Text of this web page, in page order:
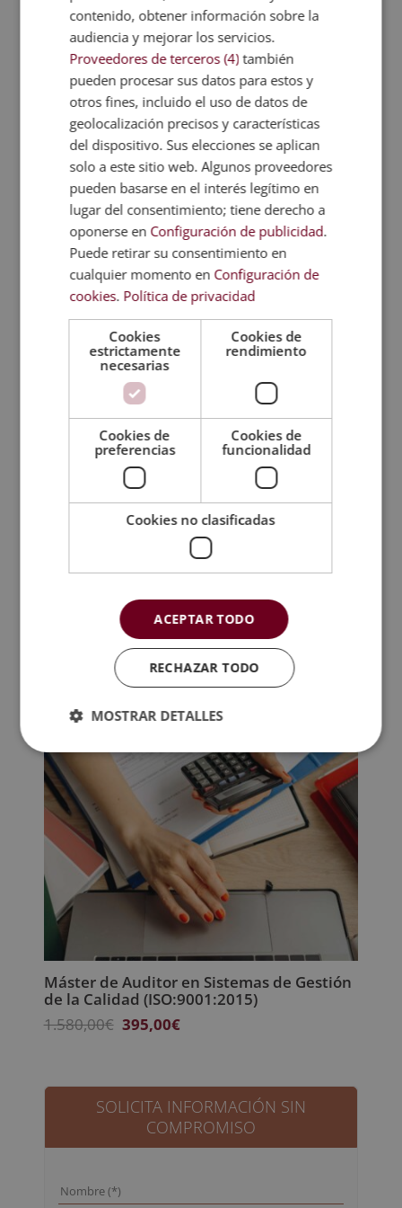
Consultor SAP en Calidad y Proyectos
(Módulos QM y PS)
1.520,00€ El
precio
original
era:
1.520,00€.
380,00€El
precio
actual
es:
380,00€.
Experto en Programación SAP
El
precio
original
era:
1.580,00€.
395,00€El
precio
actual
es:
Máster de Auditor en Sistemas de Gestión
de la Calidad (ISO:9001:2015)
1.580,00€ El
era:
1.580,00€.
395,00€El
es:
395,00€.
SOLICITA INFORMACIÓN SIN
COMPROMISO
contenido, obtener información sobre la
audiencia y mejorar los servicios.
Proveedores de terceros (4) también
pueden procesar sus datos para estos y
otros fines, incluido el uso de datos de
geolocalización precisos y características
del dispositivo. Sus elecciones se aplican
solo a este sitio web. Algunos proveedores
pueden basarse en el interés legítimo en
lugar del consentimiento; tiene derecho a
oponerse en Configuración de publicidad.
Puede retirar su consentimiento en
cualquier momento en Configuración de
cookies. Política de privacidad
Cookies
estrictamente
necesarias
Cookies de
rendimiento
Cookies de
preferencias
Cookies de
funcionalidad
Cookies no clasificadas
ACEPTAR TODO
RECHAZAR TODO
MOSTRAR DETALLES